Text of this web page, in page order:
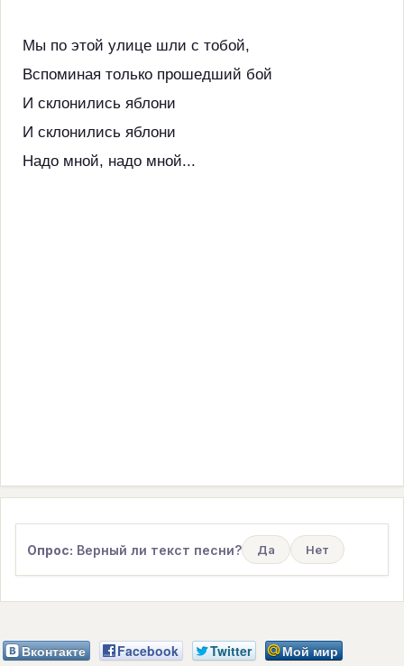
Мы по этой улице шли с тобой,
Вспоминая только прошедший бой
И склонились яблони
И склонились яблони
Надо мной, надо мной...
Опрос: Верный ли текст песни? Да Нет
Вконтакте Facebook Twitter
Мой мир